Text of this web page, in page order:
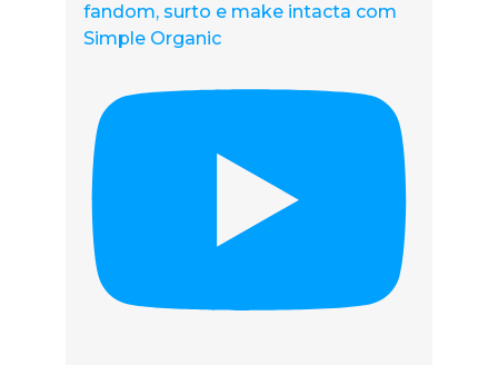
fandom, surto e make intacta com
Simple Organic